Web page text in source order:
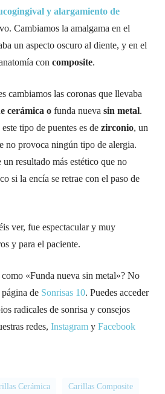
y alargamiento de
Cambiamos la amalgama en el
un aspecto oscuro al diente, y en el
con composite.
cambiamos las coronas que llevaba
cerámica o funda nueva sin metal.
tipo de puentes es de zirconio, un
no provoca ningún tipo de alergia.
resultado más estético que no
si la encía se retrae con el paso de
ver, fue espectacular y muy
y para el paciente.
como «Funda nueva sin metal»? No
de Sonrisas 10. Puedes acceder
radicales de sonrisa y consejos
redes, Instagramy Facebook
Cerámica Carillas Composite